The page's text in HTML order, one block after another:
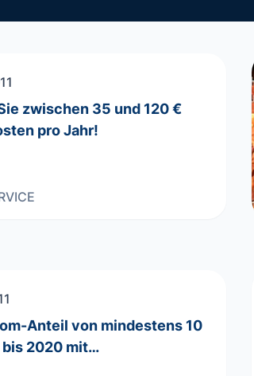
zwischen 35 und 120 €
pro Jahr!
Anteil von mindestens 10
bis 2020 mit…